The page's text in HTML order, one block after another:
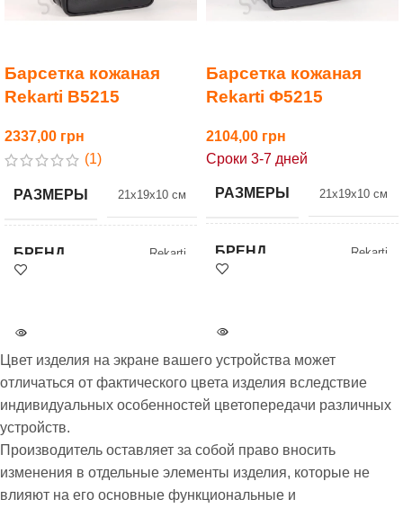
Барсетка кожаная
Rekarti В5215
2337,00
(1)
РАЗМЕРЫ 21x19x10 см
БРЕНД Rekarti
Барсетка кожаная
Rekarti Ф5215
2104,00
Сроки 3-7 дней
РАЗМЕРЫ 21x19x10 см
БРЕНД Rekarti
АКЦИЯ
Бесплатная
доставка при
оплате на карту
ВСЕ МОДЕЛИ
Цвет изделия на экране вашего устройства может
отличаться от фактического цвета изделия вследствие
индивидуальных особенностей цветопередачи различных
устройств.
Производитель оставляет за собой право вносить
изменения в отдельные элементы изделия, которые не
влияют на его основные функциональные и